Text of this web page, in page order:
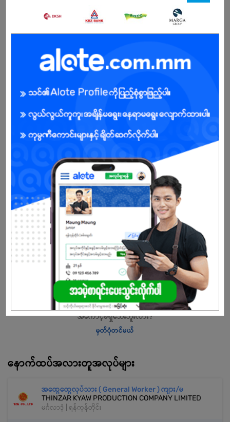
ကျား/မ
မျှော်မှန်းလစာ ဖော်ပြပေးပါ။
နိုင်ငံသားမှတ်ပုံတင်ကဒ် လက်ဝယ်ရှိပါသလား?
အလုပ်လျှောက်ရန် ဒီနေရာကို နှိပ်ပါ
အကောင့်မရှိသေးဘူးလား?
မှတ်ပုံတင်မယ်
နောက်ထပ်အလားတူအလုပ်များ
အထွေထွေလုပ်သား ( General Worker ) ကျား/မ
THINZAR KYAW PRODUCTION COMPANY LIMITED
မင်္ဂလာဒုံ | ရန်ကုန်တိုင်း